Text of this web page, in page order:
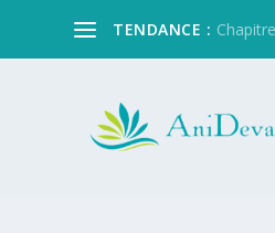
TENDANCE :